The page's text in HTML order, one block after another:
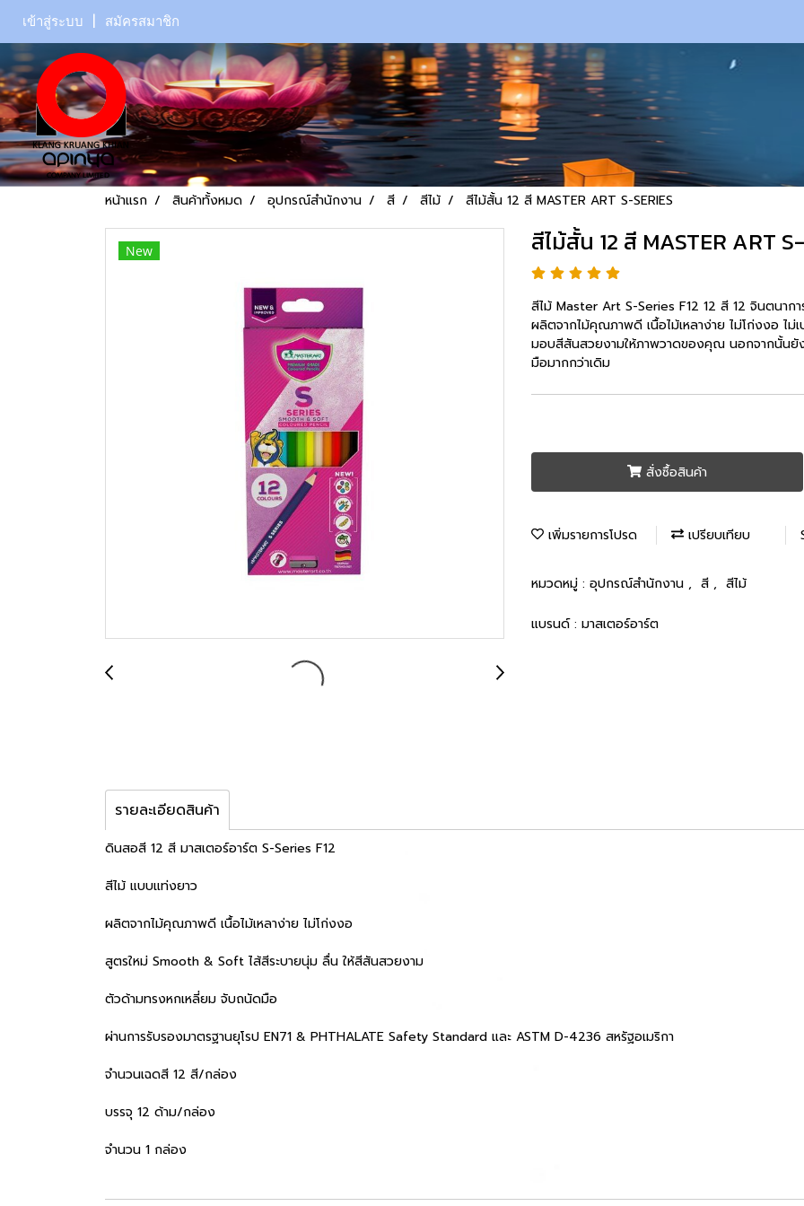
เข้าสู่ระบบ สมัครสมาชิก
หน้าแรก สินค้าทั้งหมด อุปกรณ์สำนักงาน สี สีไม้ สีไม้สั้น 12 สี MASTER ART S-SERIES
New สีไม้สั้น 12 สี MASTER ART
สีไม้ Master Art S-Series F12 12 สี 12 จินตนากา
ผลิตจากไม้คุณภาพดี เนื้อไม้เหลาง่าย ไม่โก่งงอ ไ
มอบสีสันสวยงามให้ภาพวาดของคุณ นอกจากนั้นยั
มือมากกว่าเดิม
สั่งซื้อสินค้า
เพิ่มรายการโปรด เปรียบเทียบ
หมวดหมู่ : อุปกรณ์สำนักงาน , สี , สีไม้
แบรนด์ : มาสเตอร์อาร์ต
รายละเอียดสินค้า
ดินสอสี 12 สี มาสเตอร์อาร์ต S-Series F12
สีไม้ แบบแท่งยาว
ผลิตจากไม้คุณภาพดี เนื้อไม้เหลาง่าย ไม่โก่งงอ
สูตรใหม่ Smooth & Soft ไส้สีระบายนุ่ม ลื่น ให้สีสันสวยงาม
ตัวด้ามทรงหกเหลี่ยม จับถนัดมือ
ผ่านการรับรองมาตรฐานยุโรป EN71 & PHTHALATE Safety Standard และ ASTM D-4236 สหรัฐอเมริกา
จำนวนเฉดสี 12 สี/กล่อง
บรรจุ 12 ด้าม/กล่อง
จำนวน 1 กล่อง